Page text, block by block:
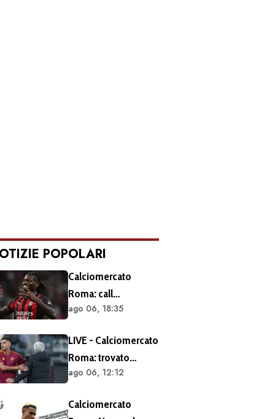
POPOLARI
Calciomercato
Roma: call
esplorativa tra i
Sul tavolo le
situazioni di Leao e
Soulé
ago 06, 18:35
LIVE - Calciomercato
Roma: trovato
l'accordo per il
Prolungamento di
ago 06, 12:12
Calciomercato